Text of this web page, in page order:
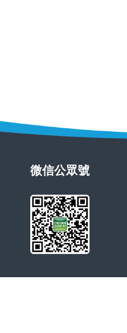
微信公眾號